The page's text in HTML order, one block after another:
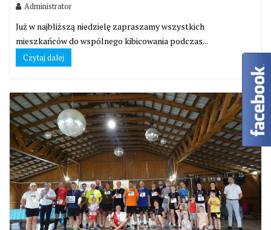
Administrator
Już w najbliższą niedzielę zapraszamy wszystkich
mieszkańców do wspólnego kibicowania podczas...
Czytaj dalej